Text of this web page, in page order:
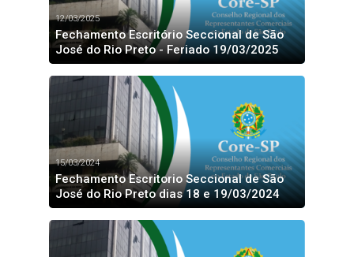
12/03/2025
Fechamento Escritório Seccional de São
José do Rio Preto - Feriado 19/03/2025
15/03/2024
Fechamento Escritorio Seccional de São
José do Rio Preto dias 18 e 19/03/2024